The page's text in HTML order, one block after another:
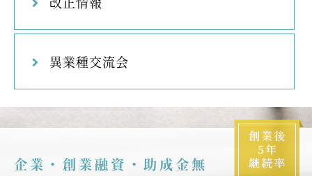
異業種交流会
企業・創業融資・助成金無